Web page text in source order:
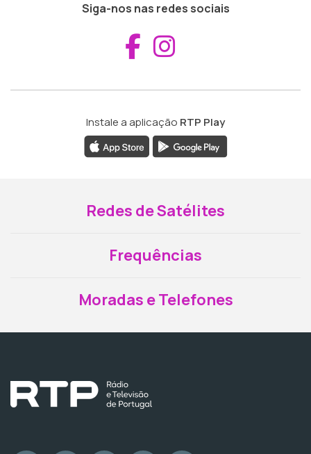
Siga-nos nas redes sociais
Aceder ao
Instale a aplicação RTP Play
Redes de Satélites
Frequências
Moradas e Telefones